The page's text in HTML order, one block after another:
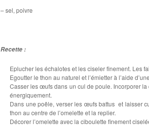
– sel, poivre
Recette :
Eplucher les échalotes et les ciseler finement. Les
Egoutter le thon au naturel et l’émietter à l’aide
Casser les œufs dans un cul de poule. Incorporer
énergiquement.
Dans une poêle, verser les œufs battus et laisser
thon au centre de l’omelette et la replier.
Décorer l’omelette avec la ciboulette finement